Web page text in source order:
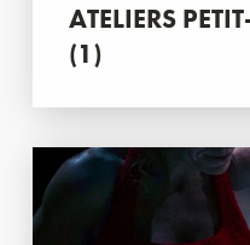
ATELIERS
(1)